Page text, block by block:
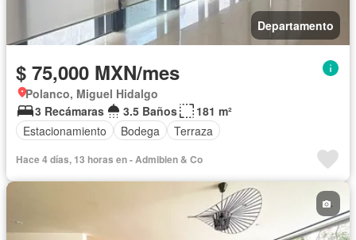
Departamento
$ 75,000 MXN/mes
Polanco, Miguel Hidalgo
3 Recámaras
3.5 Baños
181 m²
Estacionamiento
Bodega Terraza
Hace 4 días, 13 horas en - Admibien & Co